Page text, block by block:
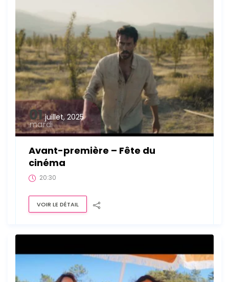
01 juillet, 2025
mardi
Avant-première – Fête du
cinéma
20:30
VOIR LE DÉTAIL